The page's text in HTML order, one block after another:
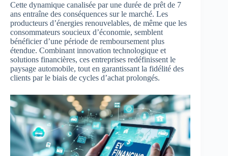
Cette dynamique canalisée par une durée de prêt de 7
ans entraîne des conséquences sur le marché. Les
producteurs d’énergies renouvelables, de même que les
consommateurs soucieux d’économie, semblent
bénéficier d’une période de remboursement plus
étendue. Combinant innovation technologique et
solutions financières, ces entreprises redéfinissent le
paysage automobile, tout en garantissant la fidélité des
clients par le biais de cycles d’achat prolongés.